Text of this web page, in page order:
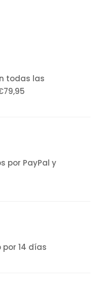
todas las
por PayPal y
por 14 días